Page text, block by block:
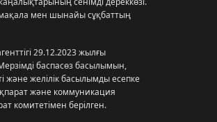
мен шынайы сұқбаттың
29.12.2023 жылғы
баспасөз басылымын,
және желілік басылымды есепке
және коммуникация
комитетімен берілген.